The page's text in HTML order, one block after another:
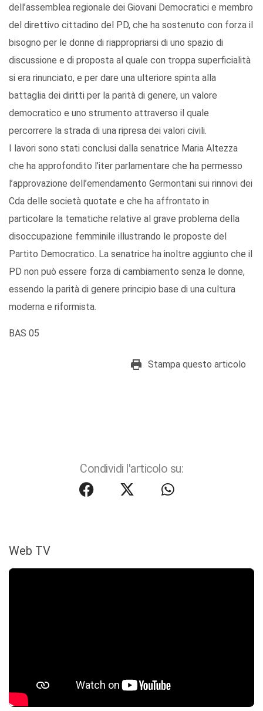
dell’assemblea regionale dei Giovani Democratici e membro
del direttivo cittadino del PD, che ha sostenuto con forza il
bisogno per le donne di riappropriarsi di uno spazio di
discussione e di proposta al quale con troppa superficialità
si era rinunciato, e per dare una ulteriore spinta alla
battaglia dei diritti per la parità di genere, un valore
democratico e uno strumento attraverso il quale
percorrere la strada di una ripresa dei valori civili.
I lavori sono stati conclusi dalla senatrice Maria Altezza
che ha approfondito l’iter parlamentare che ha permesso
l’approvazione dell’emendamento Germontani sui rinnovi dei
Cda delle società quotate e che ha affrontato in
particolare la tematiche relative al grave problema della
disoccupazione femminile illustrando le proposte del
Partito Democratico. La senatrice ha inoltre aggiunto che il
PD non può essere forza di cambiamento senza le donne,
essendo la parità di genere principio base di una cultura
moderna e riformista.
BAS 05
Stampa questo articolo
Condividi l'articolo su:
Web TV